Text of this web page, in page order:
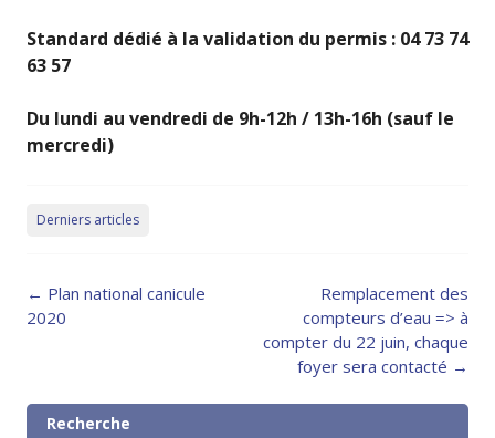
Standard dédié à la validation du permis : 04 73 74
63 57
Du lundi au vendredi de 9h-12h / 13h-16h (sauf le
mercredi)
Derniers articles
Post
navigation
← Plan national canicule
2020
Remplacement des
compteurs d’eau => à
compter du 22 juin, chaque
foyer sera contacté →
Recherche